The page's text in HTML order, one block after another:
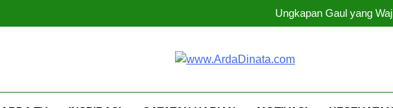
Ungkapan Gaul yang
Ungkapan Gaul yang